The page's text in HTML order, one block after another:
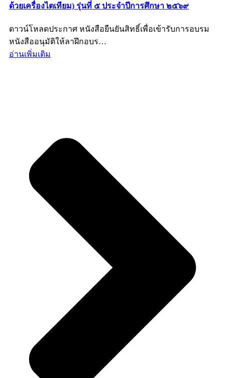
ด้วยเครื่องไตเทียม) รุ่นที่ ๕ ประจำปีการศึกษา ๒๕๖๙
ดาวน์โหลดประกาศ หนังสือยืนยันสิทธิ์เพื่อเข้ารับการอบรม
หนังสืออนุมัติให้ลาฝึกอบร…
อ่านเพิ่มเติม